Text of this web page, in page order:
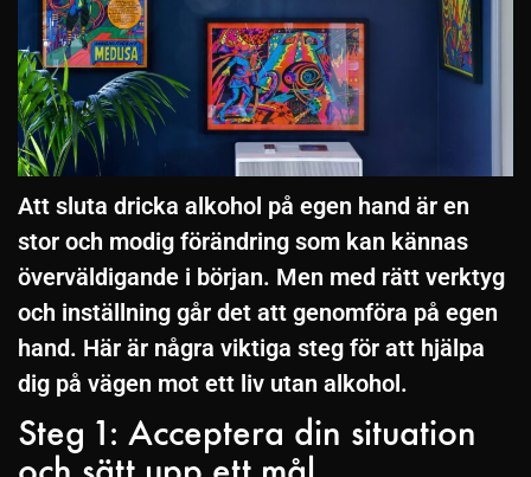
Att sluta dricka alkohol på egen hand är en
stor och modig förändring som kan kännas
överväldigande i början. Men med rätt verktyg
och inställning går det att genomföra på egen
hand. Här är några viktiga steg för att hjälpa
dig på vägen mot ett liv utan alkohol.
Steg 1: Acceptera din situation